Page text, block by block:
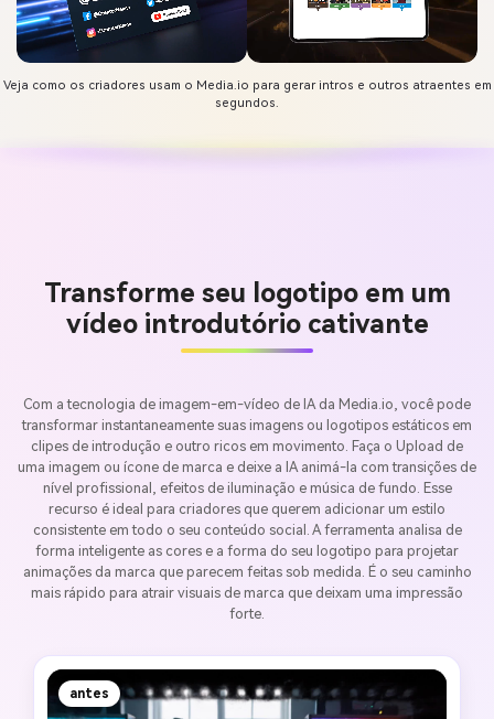
Veja como os criadores usam o Media.io para gerar intros e outros atraentes em
segundos.
Transforme seu logotipo em um
vídeo introdutório cativante
Com a tecnologia de imagem-em-vídeo de IA da Media.io, você pode
transformar instantaneamente suas imagens ou logotipos estáticos em
clipes de introdução e outro ricos em movimento. Faça o Upload de
uma imagem ou ícone de marca e deixe a IA animá-la com transições de
nível profissional, efeitos de iluminação e música de fundo. Esse
recurso é ideal para criadores que querem adicionar um estilo
consistente em todo o seu conteúdo social. A ferramenta analisa de
forma inteligente as cores e a forma do seu logotipo para projetar
animações da marca que parecem feitas sob medida. É o seu caminho
mais rápido para atrair visuais de marca que deixam uma impressão
forte.
antes